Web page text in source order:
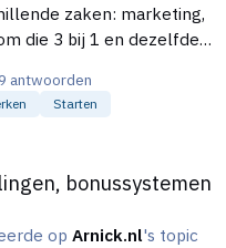
die 3 bij 1 en dezelfde
het inhuren van een
voor je oppakt. Ook
(sales)promotors
antwoorden
Starten
bonussystemen
opArnick.nl's topic